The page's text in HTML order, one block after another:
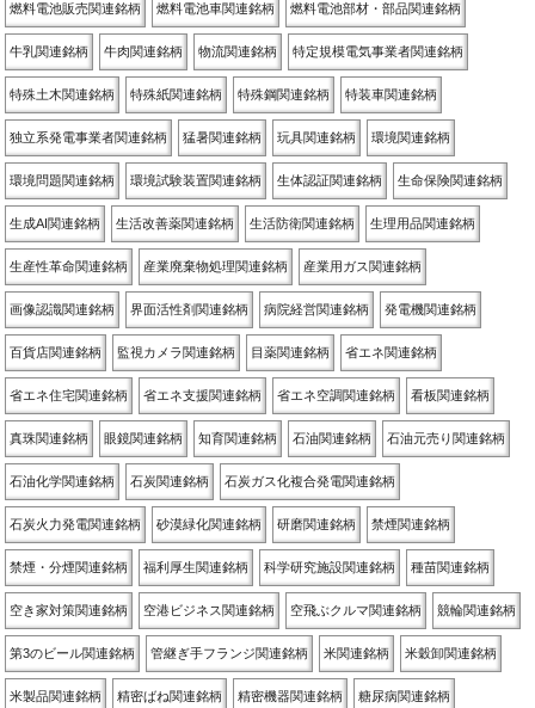
燃料電池販売関連銘柄 燃料電池車関連銘柄 燃料電池部材・部品関連銘柄
牛乳関連銘柄 牛肉関連銘柄 物流関連銘柄 特定規模電気事業者関連銘柄
特殊土木関連銘柄 特殊紙関連銘柄 特殊鋼関連銘柄 特装車関連銘柄
独立系発電事業者関連銘柄 猛暑関連銘柄 玩具関連銘柄 環境関連銘柄
環境問題関連銘柄 環境試験装置関連銘柄 生体認証関連銘柄 生命保険関連銘柄
生成AI関連銘柄 生活改善薬関連銘柄 生活防衛関連銘柄 生理用品関連銘柄
生産性革命関連銘柄 産業廃棄物処理関連銘柄 産業用ガス関連銘柄
画像認識関連銘柄 界面活性剤関連銘柄 病院経営関連銘柄 発電機関連銘柄
百貨店関連銘柄 監視カメラ関連銘柄 目薬関連銘柄 省エネ関連銘柄
省エネ住宅関連銘柄 省エネ支援関連銘柄 省エネ空調関連銘柄 看板関連銘柄
真珠関連銘柄 眼鏡関連銘柄 知育関連銘柄 石油関連銘柄 石油元売り関連銘柄
石油化学関連銘柄 石炭関連銘柄 石炭ガス化複合発電関連銘柄
石炭火力発電関連銘柄 砂漠緑化関連銘柄 研磨関連銘柄 禁煙関連銘柄
禁煙・分煙関連銘柄 福利厚生関連銘柄 科学研究施設関連銘柄 種苗関連銘柄
空き家対策関連銘柄 空港ビジネス関連銘柄 空飛ぶクルマ関連銘柄 競輪関連銘柄
第3のビール関連銘柄 管継ぎ手フランジ関連銘柄 米関連銘柄 米穀卸関連銘柄
米製品関連銘柄 精密ばね関連銘柄 精密機器関連銘柄 糖尿病関連銘柄